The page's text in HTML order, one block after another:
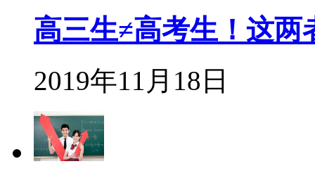
高三生≠高考生！这两
2019年11月18日